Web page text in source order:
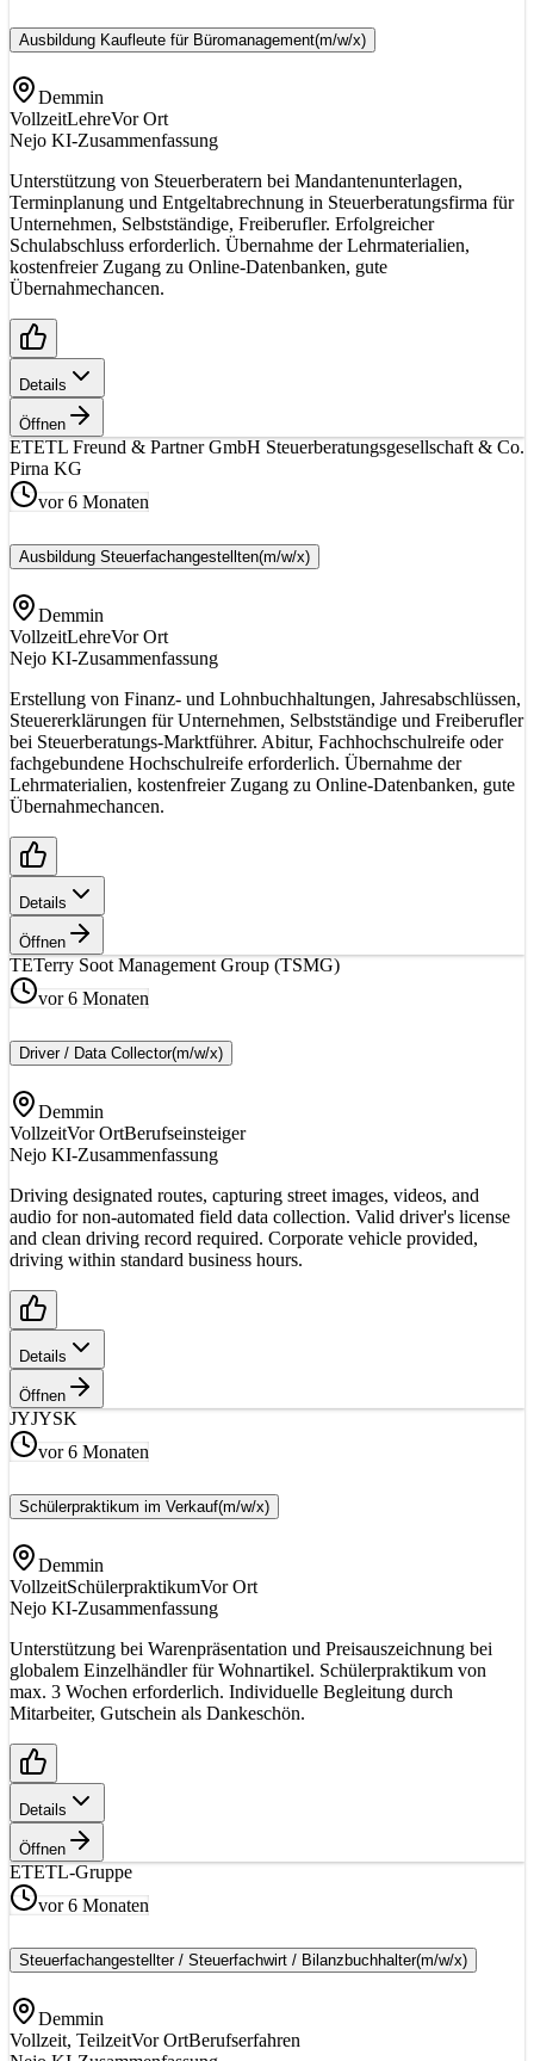
Ausbildung Kaufleute für Büromanagement(m/w/x)
Demmin
VollzeitLehreVor Ort
Nejo KI-Zusammenfassung
Unterstützung von Steuerberatern bei Mandantenunterlagen,
Terminplanung und Entgeltabrechnung in Steuerberatungsfirma für
Unternehmen, Selbstständige, Freiberufler. Erfolgreicher
Schulabschluss erforderlich. Übernahme der Lehrmaterialien,
kostenfreier Zugang zu Online-Datenbanken, gute
Übernahmechancen.
Details
Öffnen
ETETL Freund & Partner GmbH Steuerberatungsgesellschaft & Co.
Pirna KG
vor 6 Monaten
Ausbildung Steuerfachangestellten(m/w/x)
Demmin
VollzeitLehreVor Ort
Nejo KI-Zusammenfassung
Erstellung von Finanz- und Lohnbuchhaltungen, Jahresabschlüssen,
Steuererklärungen für Unternehmen, Selbstständige und Freiberufler
bei Steuerberatungs-Marktführer. Abitur, Fachhochschulreife oder
fachgebundene Hochschulreife erforderlich. Übernahme der
Lehrmaterialien, kostenfreier Zugang zu Online-Datenbanken, gute
Übernahmechancen.
Details
Öffnen
TETerry Soot Management Group (TSMG)
vor 6 Monaten
Driver / Data Collector(m/w/x)
Demmin
VollzeitVor OrtBerufseinsteiger
Nejo KI-Zusammenfassung
Driving designated routes, capturing street images, videos, and
audio for non-automated field data collection. Valid driver's license
and clean driving record required. Corporate vehicle provided,
driving within standard business hours.
Details
Öffnen
JYJYSK
vor 6 Monaten
Schülerpraktikum im Verkauf(m/w/x)
Demmin
VollzeitSchülerpraktikumVor Ort
Nejo KI-Zusammenfassung
Unterstützung bei Warenpräsentation und Preisauszeichnung bei
globalem Einzelhändler für Wohnartikel. Schülerpraktikum von
max. 3 Wochen erforderlich. Individuelle Begleitung durch
Mitarbeiter, Gutschein als Dankeschön.
Details
Öffnen
ETETL-Gruppe
vor 6 Monaten
Steuerfachangestellter / Steuerfachwirt / Bilanzbuchhalter(m/w/x)
Demmin
Vollzeit, TeilzeitVor OrtBerufserfahren